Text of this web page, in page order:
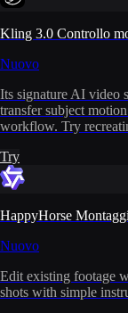
Kling 3.0 Controllo
Nuovo
Its signature AI video
transfer subject
workflow. Try
Try
HappyHorse
Nuovo
Edit existing footage
shots with simple